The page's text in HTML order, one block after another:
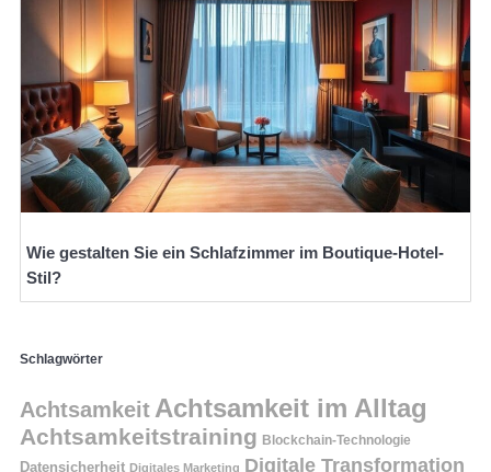
Wie gestalten Sie ein Schlafzimmer im Boutique-Hotel-
Stil?
Schlagwörter
Achtsamkeit Achtsamkeit im Alltag
Achtsamkeitstraining Blockchain-Technologie
Datensicherheit Digitales Marketing Digitale Transformation